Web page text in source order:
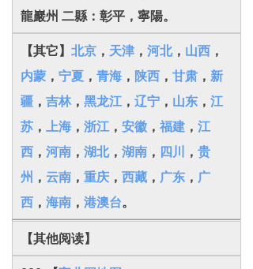
龍巖州 二縣：彰平，寧陽。
【其它】 北京 ， 天津 ， 河北， 山西 ，
内蒙 ， 宁夏 ， 青海 ， 陕西 ， 甘肃 ， 新
疆 ， 吉林， 黑龙江 ， 辽宁 ， 山东 ， 江
苏 ， 上海 ， 浙江 ， 安徽 ， 福建 ， 江
西 ， 河南 ， 湖北， 湖南 ， 四川 ， 贵
州 ， 云南 ， 重庆 ， 西藏 ， 广东 ， 广
西 ， 海南 ， 港澳台。
【其他阅读】